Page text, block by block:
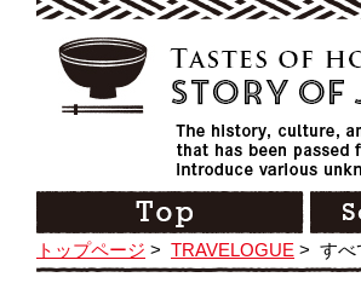
トップページ > TRAVELOGUE > すべ